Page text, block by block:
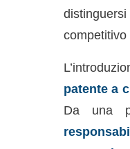
patente a
Da una